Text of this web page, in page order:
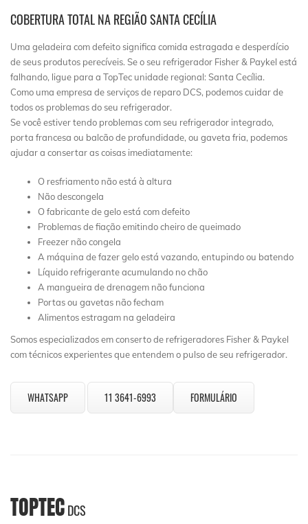
COBERTURA TOTAL NA REGIÃO SANTA CECÍLIA
Uma geladeira com defeito significa comida estragada e desperdício
de seus produtos perecíveis. Se o seu refrigerador Fisher & Paykel está
falhando, ligue para a TopTec unidade regional: Santa Cecília.
Como uma empresa de serviços de reparo DCS, podemos cuidar de
todos os problemas do seu refrigerador.
Se você estiver tendo problemas com seu refrigerador integrado,
porta francesa ou balcão de profundidade, ou gaveta fria, podemos
ajudar a consertar as coisas imediatamente:
O resfriamento não está à altura
Não descongela
O fabricante de gelo está com defeito
Problemas de fiação emitindo cheiro de queimado
Freezer não congela
A máquina de fazer gelo está vazando, entupindo ou batendo
Líquido refrigerante acumulando no chão
A mangueira de drenagem não funciona
Portas ou gavetas não fecham
Alimentos estragam na geladeira
Somos especializados em conserto de refrigeradores Fisher & Paykel
com técnicos experientes que entendem o pulso de seu refrigerador.
WHATSAPP 11 3641-6993 FORMULÁRIO
TOPTECDCS